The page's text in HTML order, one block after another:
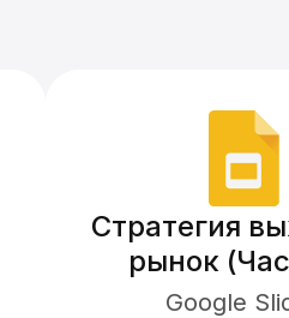
Стратегия
рынок
Google